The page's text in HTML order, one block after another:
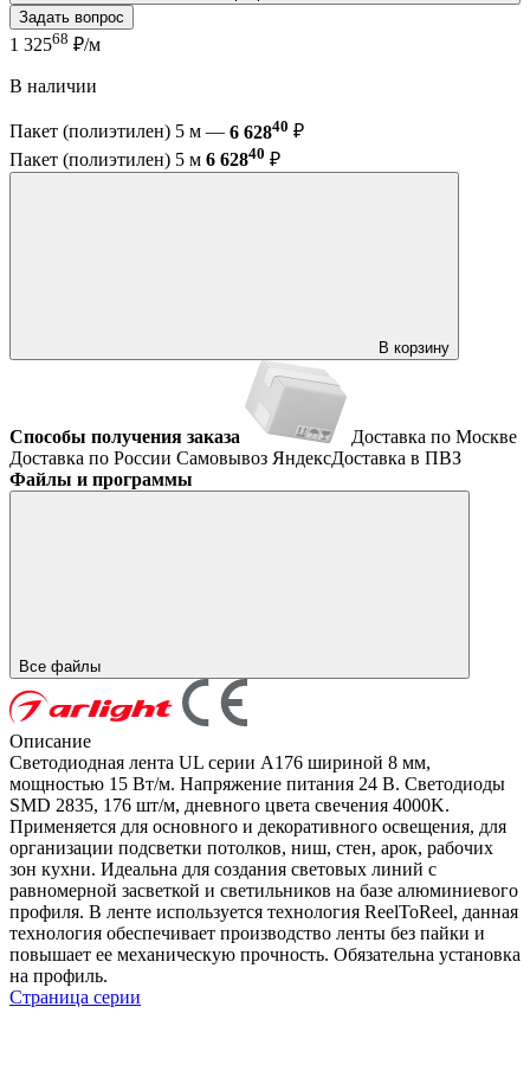
Задать вопрос
1 32568 ₽/м
В наличии
Пакет (полиэтилен) 5 м — 6 62840 ₽
Пакет (полиэтилен) 5 м 6 62840 ₽
В корзину
Способы получения заказа
Доставка по Москве
Доставка по России Самовывоз ЯндексДоставка в ПВЗ
Файлы и программы
Все файлы
Описание
Светодиодная лента UL серии A176 шириной 8 мм,
мощностью 15 Вт/м. Напряжение питания 24 В. Светодиоды
SMD 2835, 176 шт/м, дневного цвета свечения 4000K.
Применяется для основного и декоративного освещения, для
организации подсветки потолков, ниш, стен, арок, рабочих
зон кухни. Идеальна для создания световых линий с
равномерной засветкой и светильников на базе алюминиевого
профиля. В ленте используется технология ReelToReel, данная
технология обеспечивает производство ленты без пайки и
повышает ее механическую прочность. Обязательна установка
на профиль.
Страница серии